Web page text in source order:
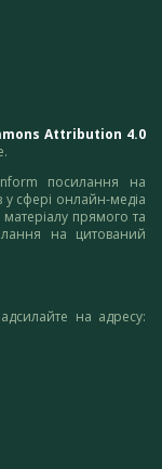
Attribution 4.0
посилання на
у сфері онлайн-медіа
прямого та
на цитований
на адресу: